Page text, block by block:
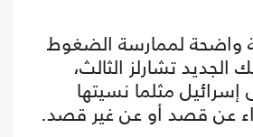
واضحة لممارسة الضغوط
الجديد تشارلز الثالث،
مثلما نسيتها
عن قصد أو عن غير قصد.